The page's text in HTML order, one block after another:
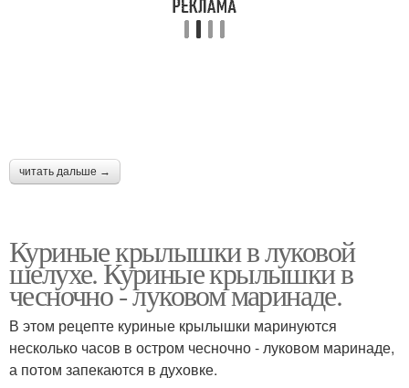
читать дальше →
Куриные крылышки в луковой
шелухе. Куриные крылышки в
чесночно - луковом маринаде.
В этом рецепте куриные крылышки маринуются
несколько часов в остром чесночно - луковом маринаде,
а потом запекаются в духовке.